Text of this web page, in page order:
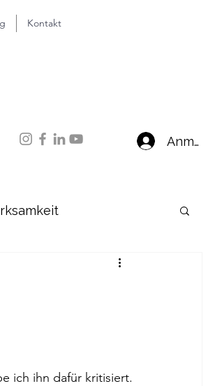
Kontakt
Anmelden
ich ihn dafür kritisiert.